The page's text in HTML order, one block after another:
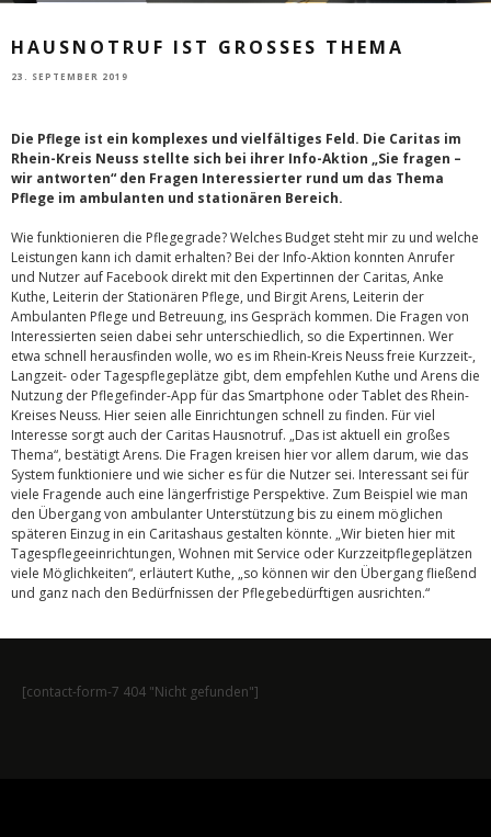
HAUSNOTRUF IST GROSSES THEMA
23. SEPTEMBER 2019
Die Pflege ist ein komplexes und vielfältiges Feld. Die Caritas im
Rhein-Kreis Neuss stellte sich bei ihrer Info-Aktion „Sie fragen –
wir antworten“ den Fragen Interessierter rund um das Thema
Pflege im ambulanten und stationären Bereich.
Wie funktionieren die Pflegegrade? Welches Budget steht mir zu und welche
Leistungen kann ich damit erhalten? Bei der Info-Aktion konnten Anrufer
und Nutzer auf Facebook direkt mit den Expertinnen der Caritas, Anke
Kuthe, Leiterin der Stationären Pflege, und Birgit Arens, Leiterin der
Ambulanten Pflege und Betreuung, ins Gespräch kommen. Die Fragen von
Interessierten seien dabei sehr unterschiedlich, so die Expertinnen. Wer
etwa schnell herausfinden wolle, wo es im Rhein-Kreis Neuss freie Kurzzeit-,
Langzeit- oder Tagespflegeplätze gibt, dem empfehlen Kuthe und Arens die
Nutzung der Pflegefinder-App für das Smartphone oder Tablet des Rhein-
Kreises Neuss. Hier seien alle Einrichtungen schnell zu finden. Für viel
Interesse sorgt auch der Caritas Hausnotruf. „Das ist aktuell ein großes
Thema“, bestätigt Arens. Die Fragen kreisen hier vor allem darum, wie das
System funktioniere und wie sicher es für die Nutzer sei. Interessant sei für
viele Fragende auch eine längerfristige Perspektive. Zum Beispiel wie man
den Übergang von ambulanter Unterstützung bis zu einem möglichen
späteren Einzug in ein Caritashaus gestalten könnte. „Wir bieten hier mit
Tagespflegeeinrichtungen, Wohnen mit Service oder Kurzzeitpflegeplätzen
viele Möglichkeiten“, erläutert Kuthe, „so können wir den Übergang fließend
und ganz nach den Bedürfnissen der Pflegebedürftigen ausrichten.“
[contact-form-7 404 "Nicht gefunden"]